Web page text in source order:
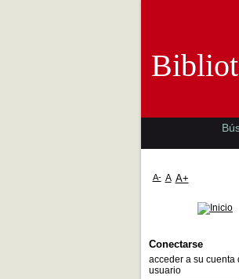
A- A A+
Conectarse
acceder a su cuenta
usuario